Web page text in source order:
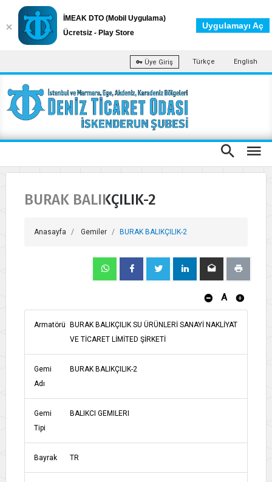
Üye Giriş Türkçe English
BURAK BALIKÇILIK-2
Anasayfa Gemiler BURAK BALIKÇILIK-2
A
Armatörü
BURAK BALIKÇILIK SU ÜRÜNLERİ SANAYİ NAKLİYAT
VE TİCARET LİMİTED ŞİRKETİ
Gemi
Adı
BURAK BALIKÇILIK-2
Gemi
Tipi
BALIKCI GEMILERI
Bayrak TR
İMEAK DTO (Mobil Uygulama)
Ücretsiz - Play Store
Uygulamayı Aç